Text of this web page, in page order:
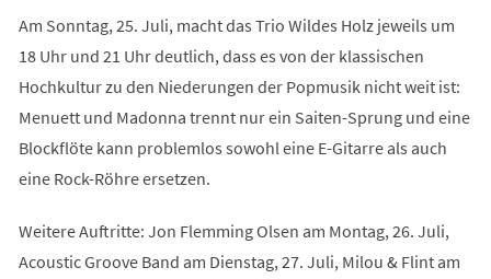
Am Sonntag, 25. Juli, macht das Trio Wildes Holz jeweils um
18 Uhr und 21 Uhr deutlich, dass es von der klassischen
Hochkultur zu den Niederungen der Popmusik nicht weit ist:
Menuett und Madonna trennt nur ein Saiten-Sprung und eine
Blockflöte kann problemlos sowohl eine E-Gitarre als auch
eine Rock-Röhre ersetzen.
Weitere Auftritte: Jon Flemming Olsen am Montag, 26. Juli,
Acoustic Groove Band am Dienstag, 27. Juli, Milou & Flint am